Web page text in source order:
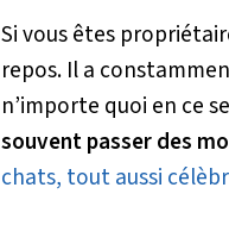
Si vous êtes
repos. Il a
n’importe quoi en ce
souvent passer des
chats, tout aussi